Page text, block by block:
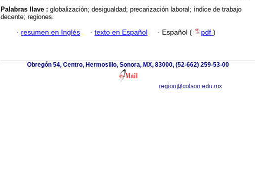
Palabras llave : globalización; desigualdad; precarización laboral; índice de trabajo
decente; regiones.
· resumen en Inglés · texto en Español · Español ( pdf )
Obregón 54, Centro, Hermosillo, Sonora, MX, 83000, (52-662) 259-53-00
region@colson.edu.mx